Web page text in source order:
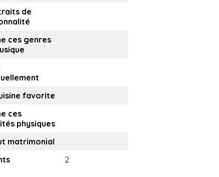
de
ces genres
favorite
ces
physiques
matrimonial
2